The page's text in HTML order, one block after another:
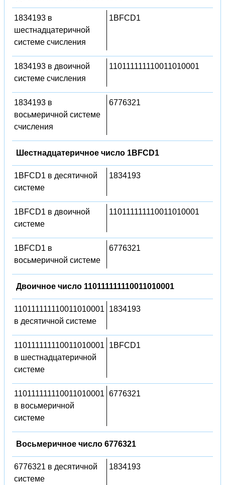
1834193 в
шестнадцатеричной
системе счисления
1BFCD1
1834193 в двоичной
системе счисления
110111111110011010001
1834193 в
восьмеричной системе
счисления
6776321
Шестнадцатеричное число 1BFCD1
1BFCD1 в десятичной
системе
1834193
1BFCD1 в двоичной
системе
110111111110011010001
1BFCD1 в
восьмеричной системе
6776321
Двоичное число 110111111110011010001
110111111110011010001
в десятичной системе
1834193
110111111110011010001
в шестнадцатеричной
системе
1BFCD1
110111111110011010001
в восьмеричной
системе
6776321
Восьмеричное число 6776321
6776321 в десятичной
системе
1834193